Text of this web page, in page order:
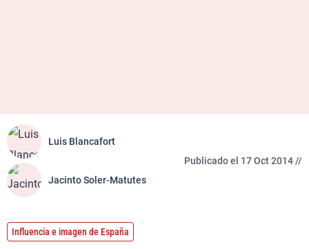
Luis Blancafort
Jacinto Soler-Matutes
Publicado el 17 Oct 2014 //
Influencia e imagen de España